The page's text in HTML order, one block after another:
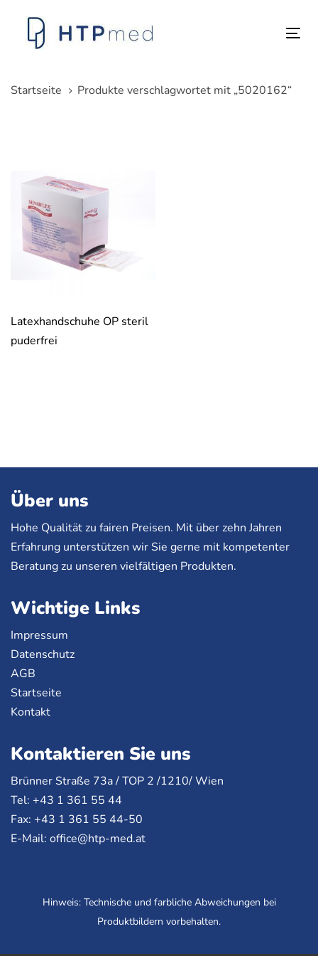
überspringen
springen
Startseite
Produkte verschlagwortet mit „5020162“
Latexhandschuhe OP steril
puderfrei
Über uns
Hohe Qualität zu fairen Preisen. Mit über zehn Jahren
Erfahrung unterstützen wir Sie gerne mit kompetenter
Beratung zu unseren vielfältigen Produkten.
Wichtige Links
Impressum
Datenschutz
AGB
Startseite
Kontakt
Kontaktieren Sie uns
Brünner Straße 73a /TOP 2 /1210/ Wien
Tel: +43 1 361 55 44
Fax: +43 1 361 55 44-50
E-Mail: office@htp-med.at
Hinweis: Technische und farbliche Abweichungen bei
Produktbildern vorbehalten.